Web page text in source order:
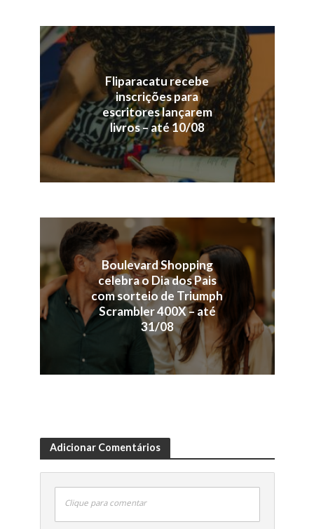
Fliparacatu recebe
inscrições para
escritores lançarem
livros – até 10/08
Boulevard Shopping
celebra o Dia dos Pais
com sorteio de Triumph
Scrambler 400X – até
31/08
Adicionar Comentários
Clique para comentar